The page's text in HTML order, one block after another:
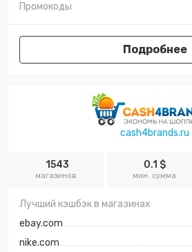
Промокоды
Подробнее
cash4brands.ru
1543
магазинов
0.1 $
мин. сумма
Лучший кэшбэк в магазинах
ebay.com
nike.com